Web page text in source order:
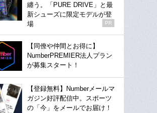
纏う。「PURE DRIVE」と最
新シューズに限定モデルが登
場
PR
【同僚や仲間とお得に】
NumberPREMIER法人プラン
が募集スタート！
【登録無料】Numberメールマ
ガジン好評配信中。スポーツ
の「今」をメールでお届け！